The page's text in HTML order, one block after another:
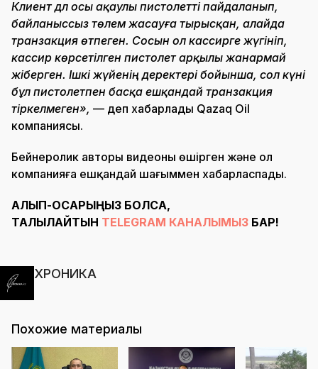
Клиент дәл осы ақаулы пистолетті пайдаланып,
байланыссыз төлем жасауға тырысқан, алайда
транзакция өтпеген. Сосын ол кассирге жүгініп,
кассир көрсетілген пистолет арқылы жанармай
жіберген. Ішкі жүйенің деректері бойынша, сол күні
бұл пистолетпен басқа ешқандай транзакция
тіркелмеген», — деп хабарлады Qazaq Oil
компаниясы.
Бейнеролик авторы видеоны өшірген және ол
компанияға ешқандай шағыммен хабарласпады.
АЛЫП-ҚОСАРЫҢЫЗ БОЛСА,
ТАЛҚЫЛАЙТЫН TELEGRAM КАНАЛЫМЫЗ БАР!
ХРОНИКА
Похожие материалы